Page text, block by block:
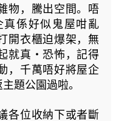
物，騰出空間。唔
係好似鬼屋咁亂
開衣櫃迫爆架，無
就真・恐怖，記得
，千萬唔好將屋企
題公園過啦。
各位收納下或者斷